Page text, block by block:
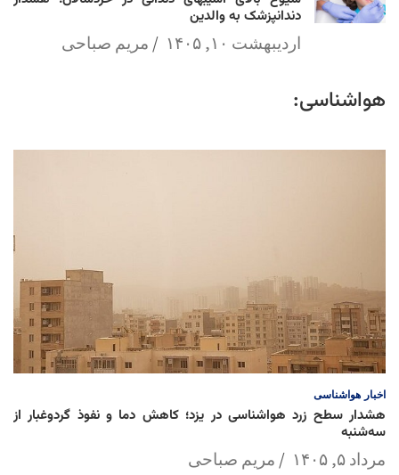
دندانپزشک به والدین
اردیبهشت ۱۰, ۱۴۰۵ مریم صباحی
هواشناسی:
اخبار هواشناسی
هشدار سطح زرد هواشناسی در یزد؛ کاهش دما و نفوذ گردوغبار از
سه‌شنبه
مرداد ۵, ۱۴۰۵ مریم صباحی